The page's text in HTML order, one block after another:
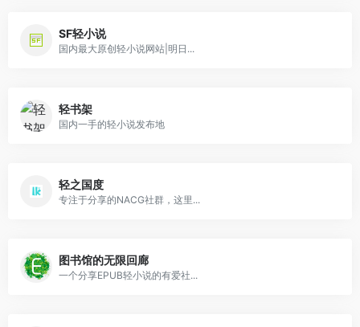
SF轻小说
国内最大原创轻小说网站|明日...
轻书架
国内一手的轻小说发布地
轻之国度
专注于分享的NACG社群，这里...
图书馆的无限回廊
一个分享EPUB轻小说的有爱社...